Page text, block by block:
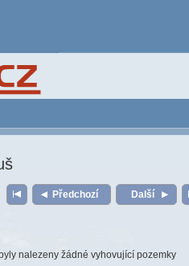
Předchozí Další
nalezeny žádné vyhovující pozemky